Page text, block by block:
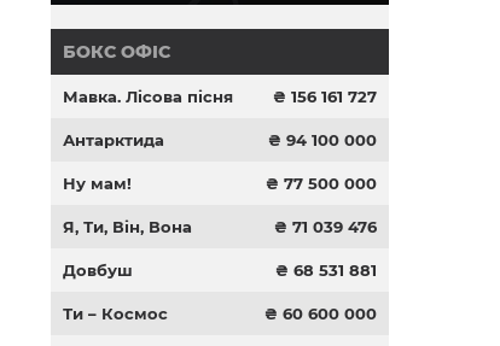
БОКС ОФІС
Мавка. Лісова пісня ₴ 156 161 727
Антарктида ₴ 94 100 000
Ну мам! ₴ 77 500 000
Я, Ти, Він, Вона ₴ 71 039 476
Довбуш ₴ 68 531 881
Ти – Космос ₴ 60 600 000